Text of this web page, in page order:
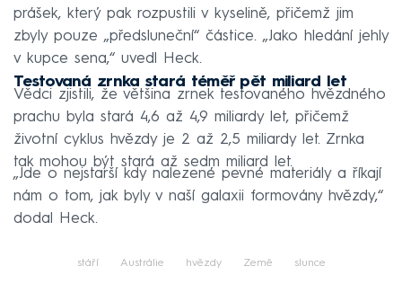
prášek, který pak rozpustili v kyselině, přičemž jim
zbyly pouze „předsluneční“ částice. „Jako hledání jehly
v kupce sena,“ uvedl Heck.
Testovaná zrnka stará téměř pět miliard let
Vědci zjistili, že většina zrnek testovaného hvězdného
prachu byla stará 4,6 až 4,9 miliardy let, přičemž
životní cyklus hvězdy je 2 až 2,5 miliardy let. Zrnka
tak mohou být stará až sedm miliard let.
„Jde o nejstarší kdy nalezené pevné materiály a říkají
nám o tom, jak byly v naší galaxii formovány hvězdy,“
dodal Heck.
stáří Austrálie hvězdy Země slunce